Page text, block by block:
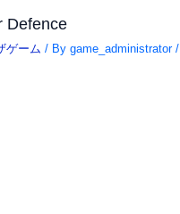
Defence
ゲーム / Bygame_administrator/